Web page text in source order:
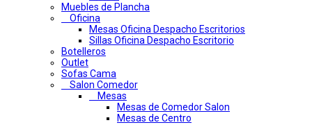
Muebles de Plancha
Oficina
Mesas Oficina Despacho Escritorios
Sillas Oficina Despacho Escritorio
Botelleros
Outlet
Sofas Cama
Salon Comedor
Mesas
Mesas de Comedor Salon
Mesas de Centro